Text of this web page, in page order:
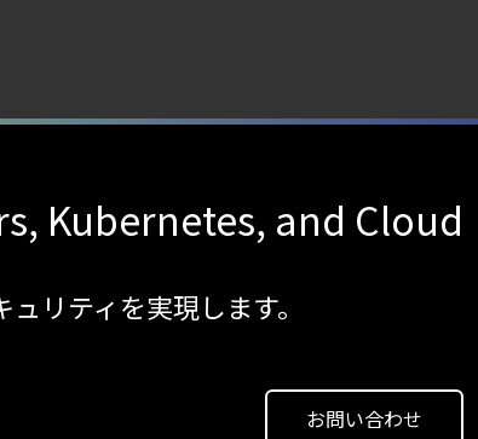
Kubernetes, and Cloud
リティを実現します。
お問い合わせ